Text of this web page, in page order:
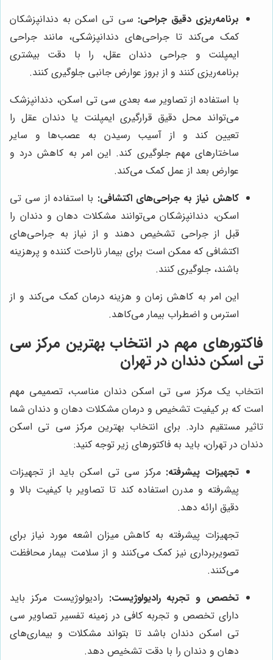
برنامه‌ریزی دقیق جراحی: سی تی اسکن به دندانپزشکان
کمک می‌کند تا جراحی‌های دندانپزشکی، مانند جراحی
ایمپلنت و جراحی دندان عقل، را با دقت بیشتری
برنامه‌ریزی کنند و از بروز عوارض جانبی جلوگیری کنند.
با استفاده از تصاویر سه بعدی سی تی اسکن، دندانپزشک
می‌تواند محل دقیق قرارگیری ایمپلنت یا دندان عقل را
تعیین کند و از آسیب رسیدن به عصب‌ها و سایر
ساختارهای مهم جلوگیری کند. این امر به کاهش درد و
عوارض بعد از عمل کمک می‌کند.
کاهش نیاز به جراحی‌های اکتشافی: با استفاده از سی تی
اسکن، دندانپزشکان می‌توانند مشکلات دهان و دندان را
قبل از جراحی تشخیص دهند و از نیاز به جراحی‌های
اکتشافی که ممکن است برای بیمار ناراحت کننده و پرهزینه
باشند، جلوگیری کنند.
این امر به کاهش زمان و هزینه درمان کمک می‌کند و از
استرس و اضطراب بیمار می‌کاهد.
فاکتورهای مهم در انتخاب بهترین مرکز سی
تی اسکن دندان در تهران
انتخاب یک مرکز سی تی اسکن دندان مناسب، تصمیمی مهم
است که بر کیفیت تشخیص و درمان مشکلات دهان و دندان شما
تاثیر مستقیم دارد. برای انتخاب بهترین مرکز سی تی اسکن
دندان در تهران، باید به فاکتورهای زیر توجه کنید:
تجهیزات پیشرفته: مرکز سی تی اسکن باید از تجهیزات
پیشرفته و مدرن استفاده کند تا تصاویر با کیفیت بالا و
دقیق ارائه دهد.
تجهیزات پیشرفته به کاهش میزان اشعه مورد نیاز برای
تصویربرداری نیز کمک می‌کنند و از سلامت بیمار محافظت
می‌کنند.
تخصص و تجربه رادیولوژیست: رادیولوژیست مرکز باید
دارای تخصص و تجربه کافی در زمینه تفسیر تصاویر سی
تی اسکن دندان باشد تا بتواند مشکلات و بیماری‌های
دهان و دندان را با دقت تشخیص دهد.